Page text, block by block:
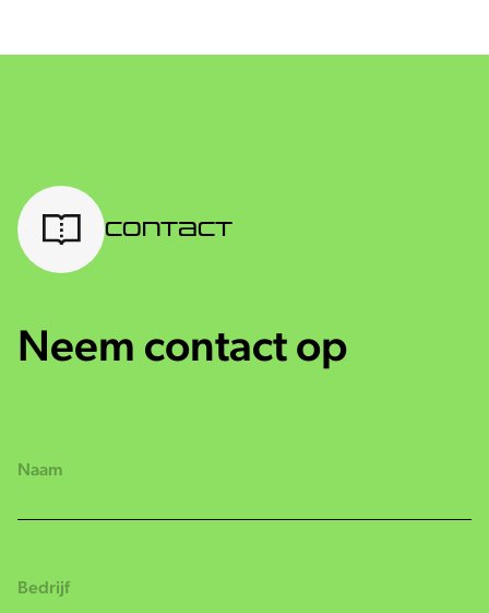
Contact
Neem contact op